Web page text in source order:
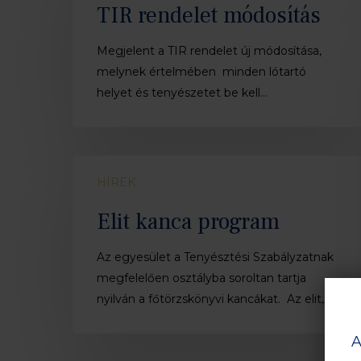
TIR rendelet módosítás
Megjelent a TIR rendelet új módosítása,
melynek értelmében minden lótartó
helyet és tenyészetet be kell…
kancaHÍREK
Elit kanca program
Az egyesület a Tenyésztési Szabályzatnak
megfelelően osztályba soroltan tartja
nyilván a főtörzskönyvi kancákat. Az elit,…